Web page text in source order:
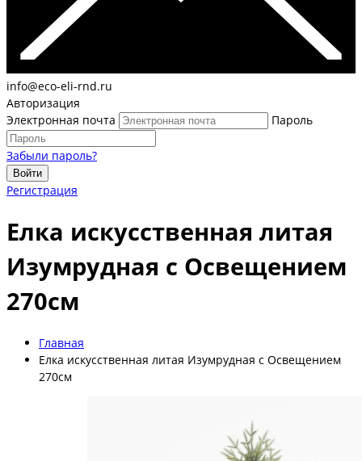
info@eco-eli-rnd.ru
Авторизация
Электронная почта
Пароль
Забыли пароль?
Войти
Регистрация
Елка искусственная литая
Изумрудная с Освещением
270см
Главная
Елка искусственная литая Изумрудная с Освещением
270см